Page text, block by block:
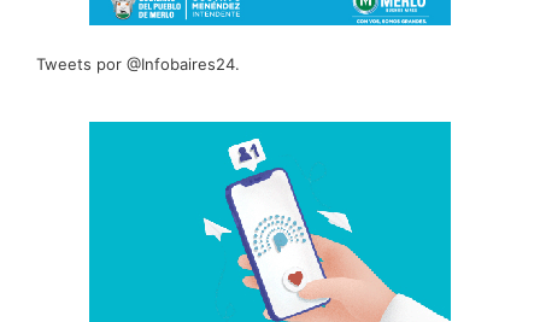
Tweets por @Infobaires24.